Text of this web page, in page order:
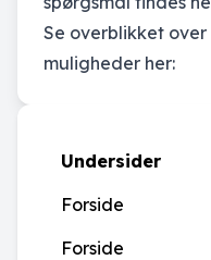
Se overblikket
muligheder her:
Undersider
Forside
Forside